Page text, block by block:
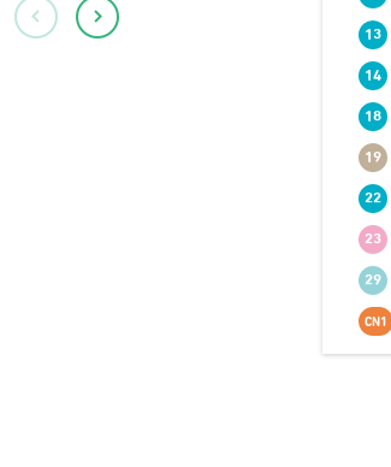
13
14
18
19
22
23
29
CN1